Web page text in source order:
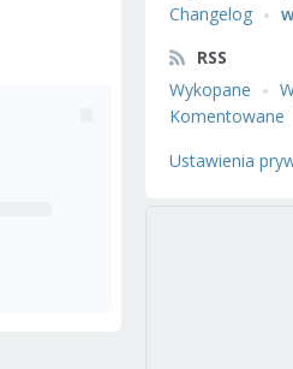
Changelog
RSS
Wykopane
Komentowane
Ustawienia